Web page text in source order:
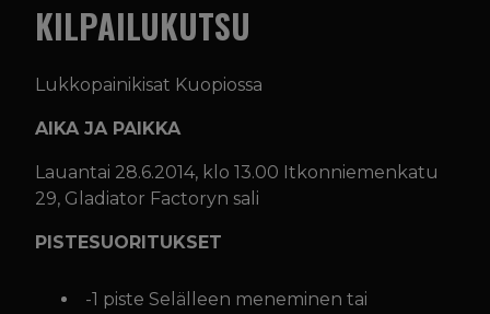
TREENIKALENTERI
KILPAILUKUTSU
Lukkopainikisat Kuopiossa
AIKA JA PAIKKA
Lauantai 28.6.2014, klo 13.00 Itkonniemenkatu
29, Gladiator Factoryn sali
PISTESUORITUKSET
-1 piste Selälleen meneminen tai